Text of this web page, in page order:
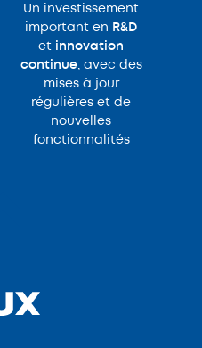
Un investissement
important en R&D
et innovation
continue, avec des
mises à jour
régulières et de
nouvelles
fonctionnalités